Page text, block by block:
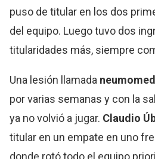
puso de titular en los dos
del equipo. Luego tuvo dos
titularidades más, siempre
Una lesión llamada
por varias semanas y con la
ya no volvió a jugar. Claudio
titular en un empate en uno
donde rotó todo el equipo